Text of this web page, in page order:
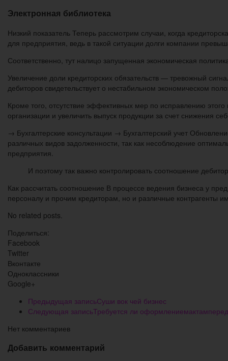
Электронная библиотека
Низкий показатель Теперь рассмотрим случаи, когда
для предприятия, ведь в такой ситуации долги компании
Соответственно, тут налицо запущенная экономическая
Увеличение доли кредиторских обязательств — тревожный
дебиторов свидетельствует о нестабильном экономическом
Кроме того, отсутствие эффективных мер по исправлению
организации и увеличить выпуск продукции за счет снижения
→ Бухгалтерские консультации → Бухгалтерский учет
различных видов задолженности, так как несоблюдение
предприятия.
И поэтому так важно контролировать соотношение
Как рассчитать соотношение В процессе ведения бизнеса у
персоналу и прочим кредиторам, но и различные контрагенты
No related posts.
Поделиться:
Facebook
Twitter
Вконтакте
Одноклассники
Google+
Предыдущая записьСуши вок чей бизнес
Следующая записьТребуется ли
Нет комментариев
Добавить комментарий